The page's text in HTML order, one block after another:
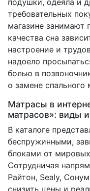
подушки, одеяла и
требовательных
магазине занимают
качества сна
настроение и
надоело
болью в
о замене спального
Матрасы в
матрасов»: виды
В каталоге
беспружинными,
блоками от
Сотрудничая
Райтон, Sealy,